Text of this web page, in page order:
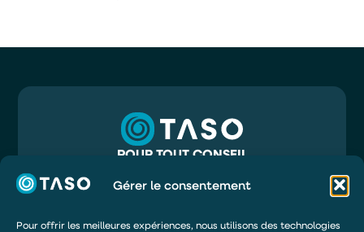
Gérer le consentement
Pour offrir les meilleures expériences, nous utilisons des technologies
POUR TOUT CONSEIL
INFO@TASO.FR
TASO
33130 BÈGLES